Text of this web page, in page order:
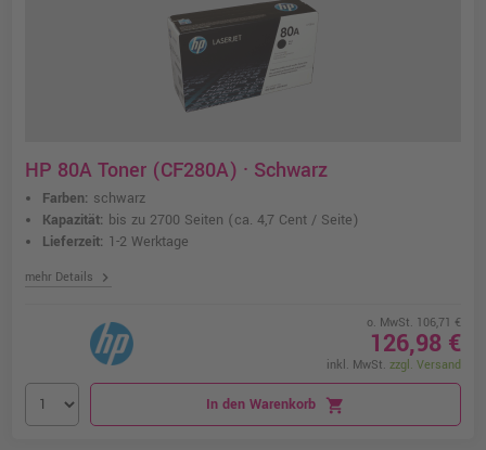
HP 80A Toner (CF280A) · Schwarz
Farben: schwarz
Kapazität: bis zu 2700 Seiten (ca. 4,7 Cent / Seite)
Lieferzeit: 1-2 Werktage
mehr Details chevron_right
o. MwSt. 106,71 €
126,98 €
inkl. MwSt. zzgl. Versand
In den Warenkorb shopping_cart